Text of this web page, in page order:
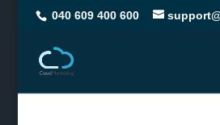
040 609 400 600